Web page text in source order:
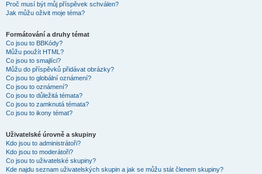
Proč musí být můj příspěvek schválen?
Jak můžu oživit moje téma?
Formátování a druhy témat
Co jsou to BBKódy?
Můžu použít HTML?
Co jsou to smajlíci?
Můžu do příspěvků přidávat obrázky?
Co jsou to globální oznámení?
Co jsou to oznámení?
Co jsou to důležitá témata?
Co jsou to zamknutá témata?
Co jsou to ikony témat?
Uživatelské úrovně a skupiny
Kdo jsou to administrátoři?
Kdo jsou to moderátoři?
Co jsou to uživatelské skupiny?
Kde najdu seznam uživatelských skupin a jak se můžu stát členem skupiny?